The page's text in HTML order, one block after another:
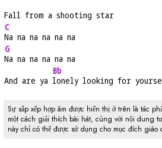
Fall from a shooting star
C
Na na na na na na
G
Na na na na na na
And are ya
Bb
lonely looking for
Sự sắp xếp hợp âm được hiển thị ở trên là tác
một cách giải thích bài hát, cùng với nội dung
này chỉ có thể được sử dụng cho mục đích giáo